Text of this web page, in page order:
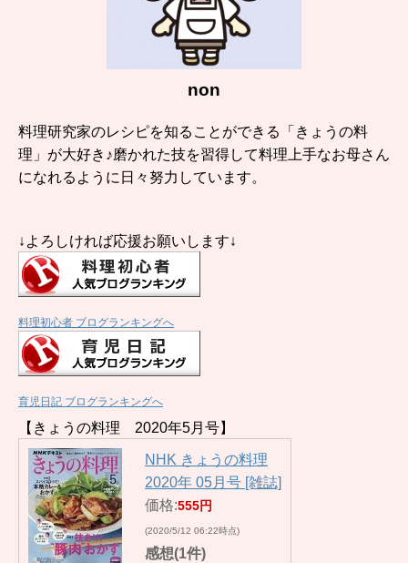
non
料理研究家のレシピを知ることができる「きょうの料
理」が大好き♪磨かれた技を習得して料理上手なお母さん
になれるように日々努力しています。
↓よろしければ応援お願いします↓
料理初心者 ブログランキングへ
育児日記 ブログランキングへ
【きょうの料理 2020年5月号】
NHK きょうの料理
2020年 05月号 [雑誌]
価格:555円
(2020/5/12 06:22時点)
感想(1件)